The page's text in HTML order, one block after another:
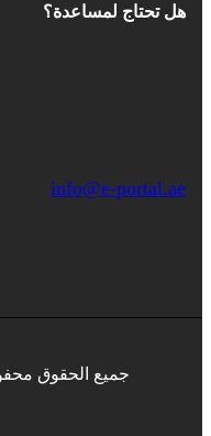
هل تحتاج لمساعدة؟
info@e-portal.ae
جميع الحقوق